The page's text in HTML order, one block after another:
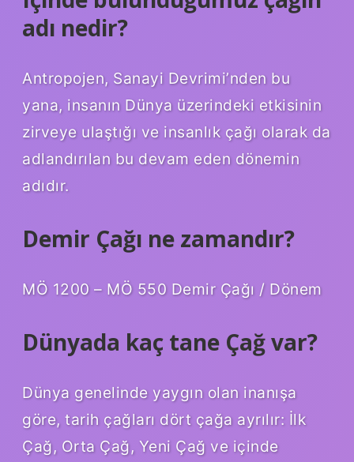
adı nedir?
Antropojen, Sanayi Devrimi’nden bu
yana, insanın Dünya üzerindeki etkisinin
zirveye ulaştığı ve insanlık çağı olarak da
adlandırılan bu devam eden dönemin
adıdır.
Demir Çağı ne zamandır?
MÖ 1200 – MÖ 550 Demir Çağı / Dönem
Dünyada kaç tane Çağ var?
Dünya genelinde yaygın olan inanışa
göre, tarih çağları dört çağa ayrılır: İlk
Çağ, Orta Çağ, Yeni Çağ ve içinde